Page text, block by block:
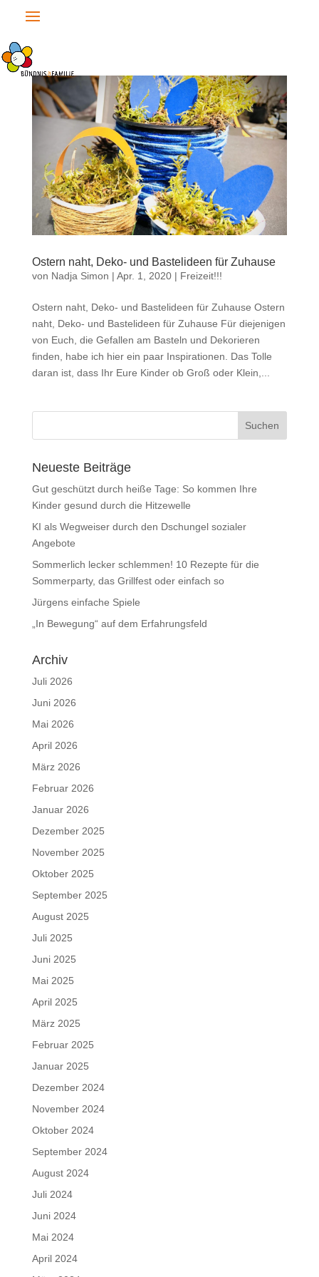
Ostern naht, Deko- und Bastelideen für Zuhause
von Nadja Simon | Apr. 1, 2020| Freizeit!!!
Ostern naht, Deko- und Bastelideen für Zuhause Ostern
naht, Deko- und Bastelideen für Zuhause Für diejenigen
von Euch, die Gefallen am Basteln und Dekorieren
finden, habe ich hier ein paar Inspirationen. Das Tolle
daran ist, dass Ihr Eure Kinder ob Groß oder Klein,...
Neueste Beiträge
Gut geschützt durch heiße Tage: So kommen Ihre
Kinder gesund durch die Hitzewelle
KI als Wegweiser durch den Dschungel sozialer
Angebote
Sommerlich lecker schlemmen! 10 Rezepte für die
Sommerparty, das Grillfest oder einfach so
Jürgens einfache Spiele
„In Bewegung“ auf dem Erfahrungsfeld
Archiv
Juli 2026
Juni 2026
Mai 2026
April 2026
März 2026
Februar 2026
Januar 2026
Dezember 2025
November 2025
Oktober 2025
September 2025
August 2025
Juli 2025
Juni 2025
Mai 2025
April 2025
März 2025
Februar 2025
Januar 2025
Dezember 2024
November 2024
Oktober 2024
September 2024
August 2024
Juli 2024
Juni 2024
Mai 2024
April 2024